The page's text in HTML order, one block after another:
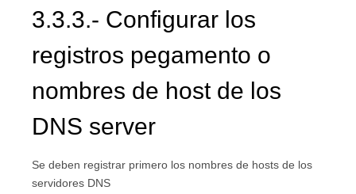
3.3.3.- Configurar los
registros pegamento o
nombres de host de los
DNS server
Se deben registrar primero los nombres de hosts de los
servidores DNS